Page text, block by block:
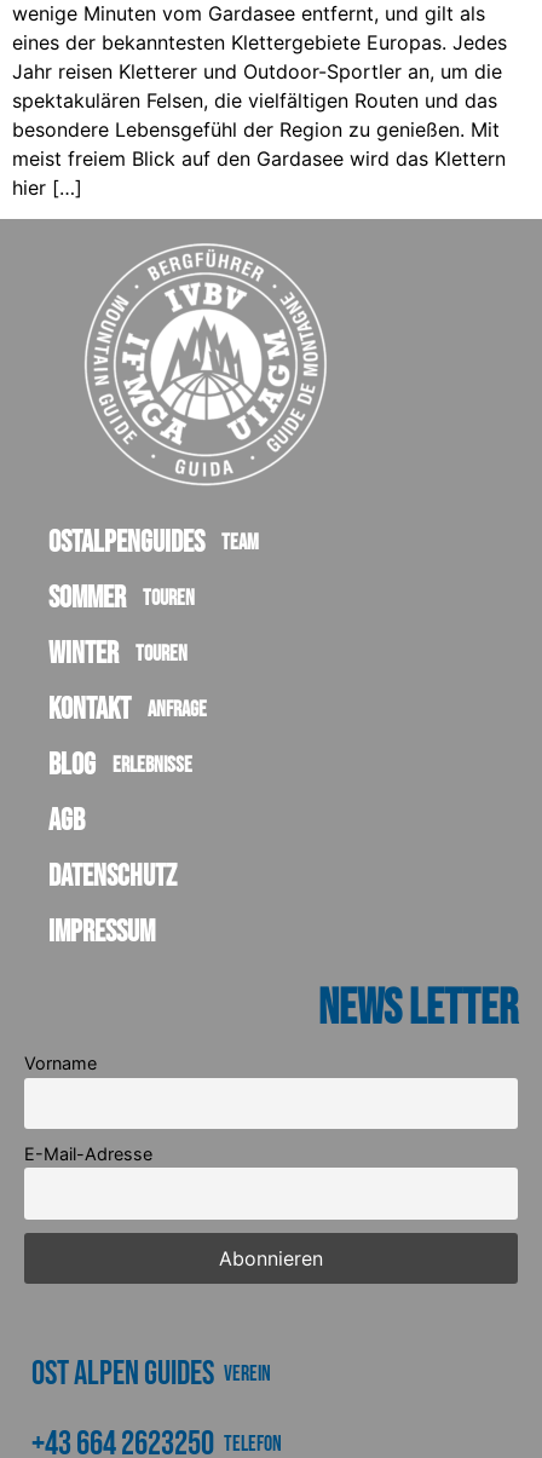
wenige Minuten vom Gardasee entfernt, und gilt als
eines der bekanntesten Klettergebiete Europas. Jedes
Jahr reisen Kletterer und Outdoor-Sportler an, um die
spektakulären Felsen, die vielfältigen Routen und das
besondere Lebensgefühl der Region zu genießen. Mit
meist freiem Blick auf den Gardasee wird das Klettern
hier […]
Ostalpenguides Team
Sommer Touren
Winter Touren
Kontakt Anfrage
Blog Erlebnisse
AGB
Datenschutz
Impressum
News Letter
Vorname
E-Mail-Adresse
Ost Alpen Guides Verein
+43 664 2623250 Telefon